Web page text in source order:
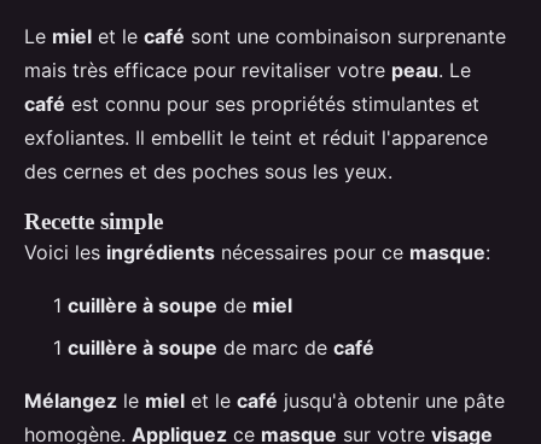
Le miel et le café sont une combinaison surprenante
mais très efficace pour revitaliser votre peau. Le
café est connu pour ses propriétés stimulantes et
exfoliantes. Il embellit le teint et réduit l'apparence
des cernes et des poches sous les yeux.
Recette simple
Voici les ingrédients nécessaires pour ce masque:
1 cuillère à soupe de miel
1 cuillère à soupe de marc de café
Mélangez le miel et le café jusqu'à obtenir une pâte
homogène. Appliquez ce masque sur votre visage